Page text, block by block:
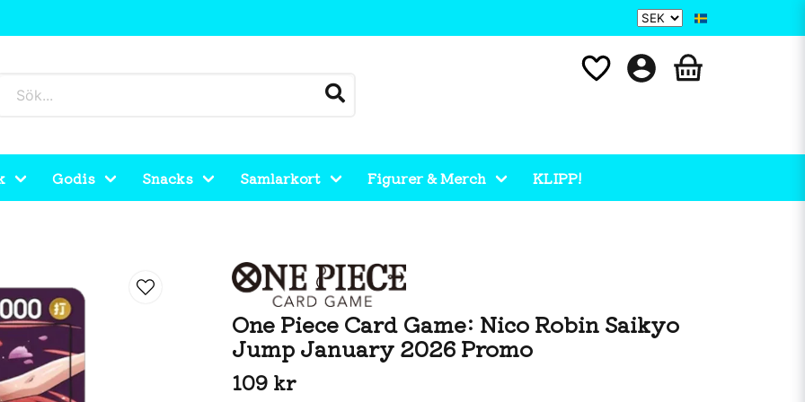
Godis Snacks Samlarkort Figurer & Merch KLIPP!
Jump January 2026 Promo
One Piece Card Game: Nico Robin Saikyo
Jump January 2026 Promo
109 kr